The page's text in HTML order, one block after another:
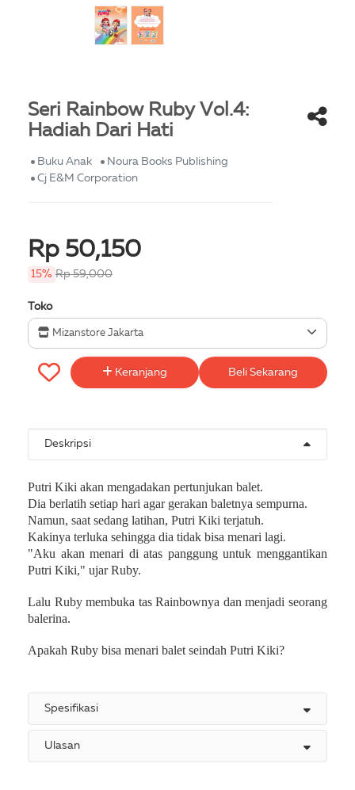
Seri Rainbow Ruby Vol.4:
Hadiah Dari Hati
Buku Anak
Noura Books Publishing
Cj E&M Corporation
Rp 50,150
15% Rp 59,000
Toko
Mizanstore Jakarta
Keranjang Beli Sekarang
Deskripsi
Putri Kiki akan mengadakan pertunjukan balet.
Dia berlatih setiap hari agar gerakan baletnya sempurna.
Namun, saat sedang latihan, Putri Kiki terjatuh.
Kakinya terluka sehingga dia tidak bisa menari lagi.
"Aku akan menari di atas panggung untuk menggantikan
Putri Kiki," ujar Ruby.
Lalu Ruby membuka tas Rainbownya dan menjadi seorang
balerina.
Apakah Ruby bisa menari balet seindah Putri Kiki?
Spesifikasi
Ulasan